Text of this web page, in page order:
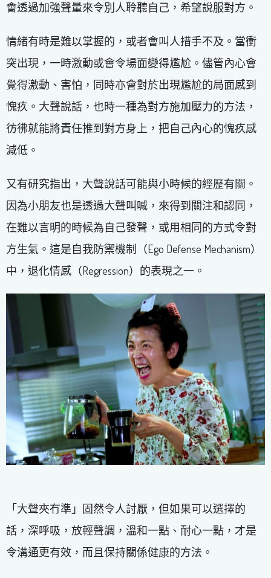
會透過加強聲量來令別人聆聽自己，希望說服對方。
情緒有時是難以掌握的，或者會叫人措手不及。當衝
突出現，一時激動或會令場面變得尷尬。儘管內心會
覺得激動、害怕，同時亦會對於出現尷尬的局面感到
愧疚。大聲說話，也時一種為對方施加壓力的方法，
彷彿就能將責任推到對方身上，把自己內心的愧疚感
減低。
又有研究指出，大聲說話可能與小時候的經歷有關。
因為小朋友也是透過大聲叫喊，來得到關注和認同，
在難以言明的時候為自己發聲，或用相同的方式令對
方生氣。這是自我防禦機制（Ego Defense Mechanism）
中，退化情感（Regression）的表現之一。
「大聲夾冇準」固然令人討厭，但如果可以選擇的
話，深呼吸，放輕聲調，溫和一點、耐心一點，才是
令溝通更有效，而且保持關係健康的方法。